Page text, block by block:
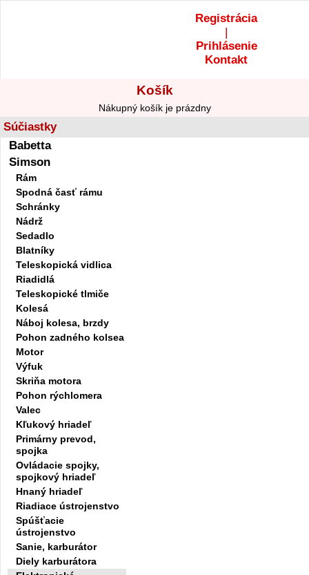
Registrácia
|
Prihlásenie
Kontakt
Košík
Nákupný košík je prázdny
Súčiastky
Babetta
Simson
Rám
Spodná časť rámu
Schránky
Nádrž
Sedadlo
Blatníky
Teleskopická vidlica
Riadidlá
Teleskopické tlmiče
Kolesá
Náboj kolesa, brzdy
Pohon zadného kolsea
Motor
Výfuk
Skriňa motora
Pohon rýchlomera
Valec
Kľukový hriadeľ
Primárny prevod,
spojka
Ovládacie spojky,
spojkový hriadeľ
Hnaný hriadeľ
Riadiace ústrojenstvo
Spúšťacie
ústrojenstvo
Sanie, karburátor
Diely karburátora